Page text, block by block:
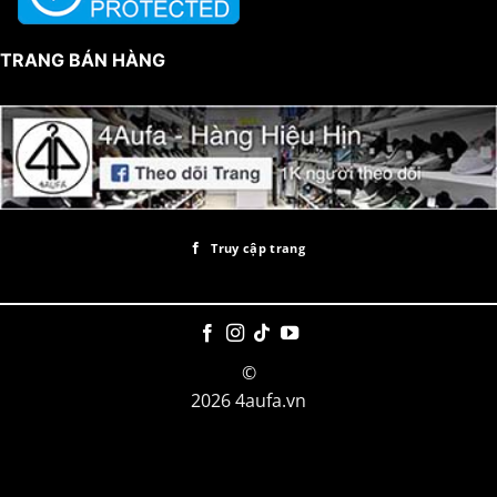
TRANG BÁN HÀNG
Truy cập trang
©
2026 4aufa.vn